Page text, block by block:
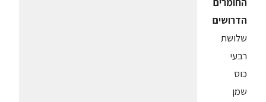
הדרושים
שלושת
רבעי
כוס
שמן